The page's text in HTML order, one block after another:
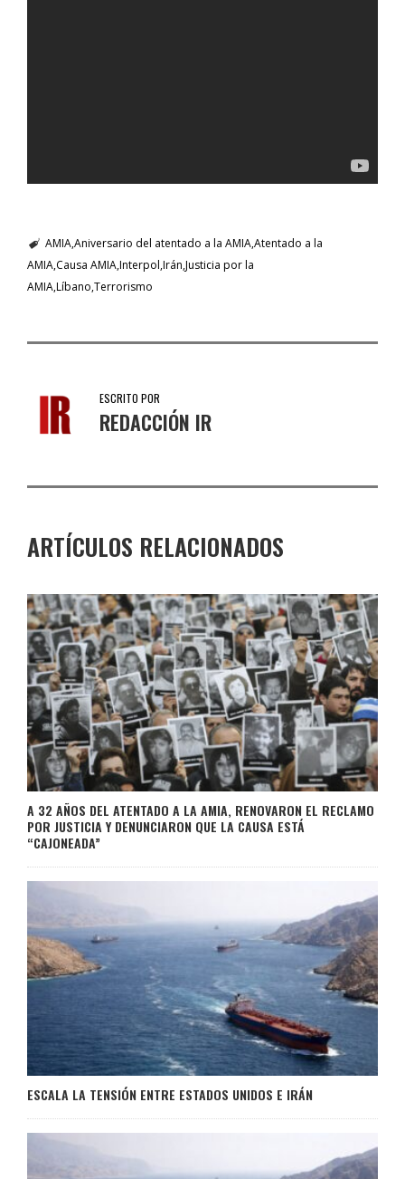
AMIAAniversario del atentado a la AMIAAtentado a la
AMIA Causa AMIAInterpol Irán Justicia por la
AMIALíbano Terrorismo
ESCRITO POR
REDACCIÓN IR
ARTÍCULOS RELACIONADOS
A 32 AÑOS DEL ATENTADO A LA AMIA, RENOVARON EL RECLAMO
POR JUSTICIA Y DENUNCIARON QUE LA CAUSA ESTÁ
“CAJONEADA”
ESCALA LA TENSIÓN ENTRE ESTADOS UNIDOS E IRÁN